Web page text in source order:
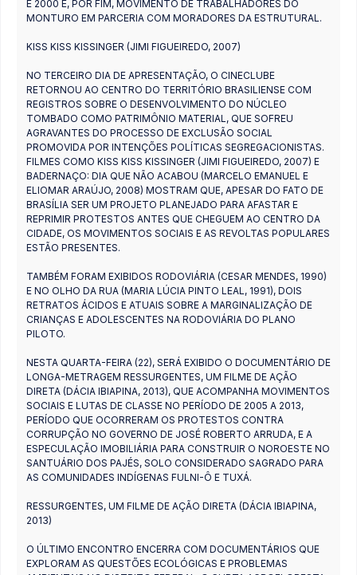
E 2000 E, POR FIM, MOVIMENTO DE TRABALHADORES DO
MONTURO EM PARCERIA COM MORADORES DA ESTRUTURAL.
KISS KISS KISSINGER (JIMI FIGUEIREDO, 2007)
NO TERCEIRO DIA DE APRESENTAÇÃO, O CINECLUBE
RETORNOU AO CENTRO DO TERRITÓRIO BRASILIENSE COM
REGISTROS SOBRE O DESENVOLVIMENTO DO NÚCLEO
TOMBADO COMO PATRIMÔNIO MATERIAL, QUE SOFREU
AGRAVANTES DO PROCESSO DE EXCLUSÃO SOCIAL
PROMOVIDA POR INTENÇÕES POLÍTICAS SEGREGACIONISTAS.
FILMES COMO KISS KISS KISSINGER (JIMI FIGUEIREDO, 2007) E
BADERNAÇO: DIA QUE NÃO ACABOU (MARCELO EMANUEL E
ELIOMAR ARAÚJO, 2008) MOSTRAM QUE, APESAR DO FATO DE
BRASÍLIA SER UM PROJETO PLANEJADO PARA AFASTAR E
REPRIMIR PROTESTOS ANTES QUE CHEGUEM AO CENTRO DA
CIDADE, OS MOVIMENTOS SOCIAIS E AS REVOLTAS POPULARES
ESTÃO PRESENTES.
TAMBÉM FORAM EXIBIDOS RODOVIÁRIA (CESAR MENDES, 1990)
E NO OLHO DA RUA (MARIA LÚCIA PINTO LEAL, 1991), DOIS
RETRATOS ÁCIDOS E ATUAIS SOBRE A MARGINALIZAÇÃO DE
CRIANÇAS E ADOLESCENTES NA RODOVIÁRIA DO PLANO
PILOTO.
NESTA QUARTA-FEIRA (22), SERÁ EXIBIDO O DOCUMENTÁRIO DE
LONGA-METRAGEM RESSURGENTES, UM FILME DE AÇÃO
DIRETA (DÁCIA IBIAPINA, 2013), QUE ACOMPANHA MOVIMENTOS
SOCIAIS E LUTAS DE CLASSE NO PERÍODO DE 2005 A 2013,
PERÍODO QUE OCORRERAM OS PROTESTOS CONTRA
CORRUPÇÃO NO GOVERNO DE JOSÉ ROBERTO ARRUDA, E A
ESPECULAÇÃO IMOBILIÁRIA PARA CONSTRUIR O NOROESTE NO
SANTUÁRIO DOS PAJÉS, SOLO CONSIDERADO SAGRADO PARA
AS COMUNIDADES INDÍGENAS FULNI-Ô E TUXÁ.
RESSURGENTES, UM FILME DE AÇÃO DIRETA (DÁCIA IBIAPINA,
2013)
O ÚLTIMO ENCONTRO ENCERRA COM DOCUMENTÁRIOS QUE
EXPLORAM AS QUESTÕES ECOLÓGICAS E PROBLEMAS